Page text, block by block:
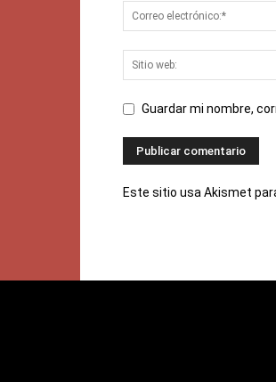
Guardar mi nombre,
Este sitio usa Akismet